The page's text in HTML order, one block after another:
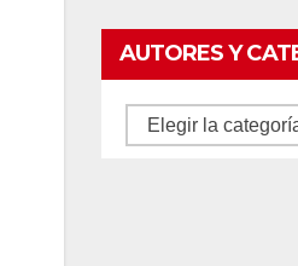
AUTORES Y
Autores